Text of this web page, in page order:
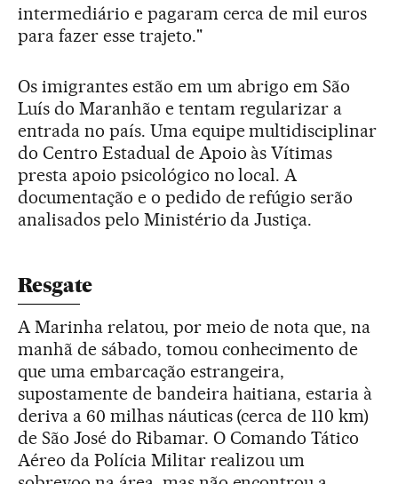
intermediário e pagaram cerca de mil euros
para fazer esse trajeto."
Os imigrantes estão em um abrigo em São
Luís do Maranhão e tentam regularizar a
entrada no país. Uma equipe multidisciplinar
do Centro Estadual de Apoio às Vítimas
presta apoio psicológico no local. A
documentação e o pedido de refúgio serão
analisados pelo Ministério da Justiça.
Resgate
A Marinha relatou, por meio de nota que, na
manhã de sábado, tomou conhecimento de
que uma embarcação estrangeira,
supostamente de bandeira haitiana, estaria à
deriva a 60 milhas náuticas (cerca de 110 km)
de São José do Ribamar. O Comando Tático
Aéreo da Polícia Militar realizou um